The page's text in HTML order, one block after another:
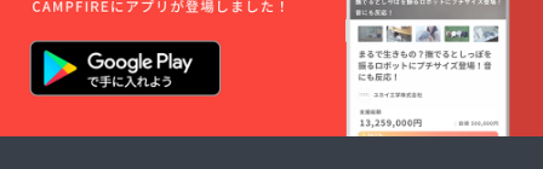
ズ：縦
118mm
×横
40mm
厚さ
約
12mm
意くだ
さい。
ケース
は、岡
山産セ
チデニ
ファイ
ル リン
グ：シ
ル
バー、
ド、
変化が
楽しめ
るデニ
ム生地
ます。
ム セル
ビッチ
デニム
とは、
特殊な
力織機
で生産